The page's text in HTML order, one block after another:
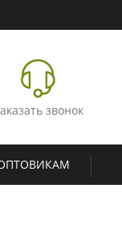
звонок